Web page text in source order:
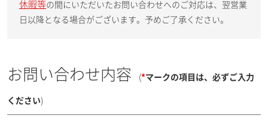
休暇等の間にいただいたお問い合わせへのご対応は、翌営業
日以降となる場合がございます。予めご了承ください。
お問い合わせ内容 (*マークの項目は、必ずご入力
ください)